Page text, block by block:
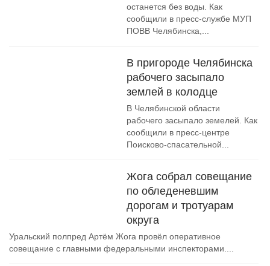
останется без воды. Как
сообщили в пресс-службе МУП
ПОВВ Челябинска,...
В пригороде Челябинска
рабочего засыпало
землей в колодце
В Челябинской области
рабочего засыпало земелей. Как
сообщили в пресс-центре
Поисково-спасательной...
Жога собрал совещание
по обледеневшим
дорогам и тротуарам
округа
Уральский полпред Артём Жога провёл оперативное
совещание с главными федеральными инспекторами....